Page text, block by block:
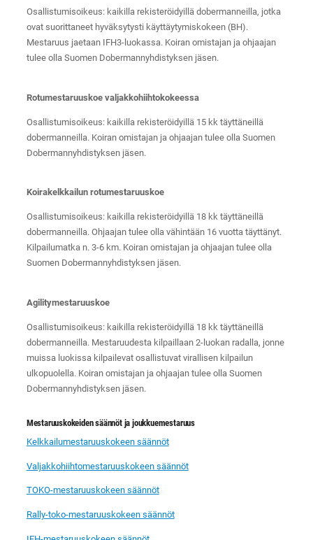
Osallistumisoikeus: kaikilla rekisteröidyillä dobermanneilla, jotka
ovat suorittaneet hyväksytysti käyttäytymiskokeen (BH).
Mestaruus jaetaan IFH3-luokassa. Koiran omistajan ja ohjaajan
tulee olla Suomen Dobermannyhdistyksen jäsen.
Rotumestaruuskoe valjakkohiihtokokeessa
Osallistumisoikeus: kaikilla rekisteröidyillä 15 kk täyttäneillä
dobermanneilla. Koiran omistajan ja ohjaajan tulee olla Suomen
Dobermannyhdistyksen jäsen.
Koirakelkkailun rotumestaruuskoe
Osallistumisoikeus: kaikilla rekisteröidyillä 18 kk täyttäneillä
dobermanneilla. Ohjaajan tulee olla vähintään 16 vuotta täyttänyt.
Kilpailumatka n. 3-6 km. Koiran omistajan ja ohjaajan tulee olla
Suomen Dobermannyhdistyksen jäsen.
Agilitymestaruuskoe
Osallistumisoikeus: kaikilla rekisteröidyillä 18 kk täyttäneillä
dobermanneilla. Mestaruudesta kilpaillaan 2-luokan radalla, jonne
muissa luokissa kilpailevat osallistuvat virallisen kilpailun
ulkopuolella. Koiran omistajan ja ohjaajan tulee olla Suomen
Dobermannyhdistyksen jäsen.
Mestaruuskokeiden säännöt ja joukkuemestaruus
Kelkkailumestaruuskokeen säännöt
Valjakkohiihtomestaruuskokeen säännöt
TOKO-mestaruuskokeen säännöt
Rally-toko-mestaruuskokeen säännöt